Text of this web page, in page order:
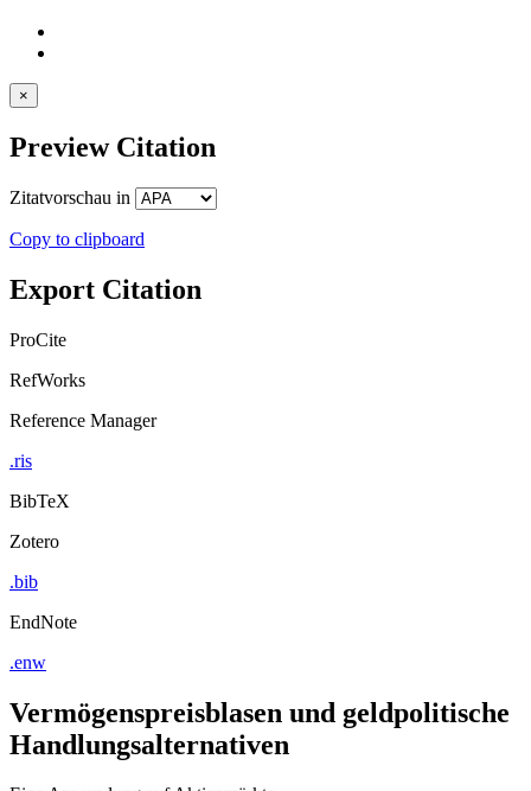
×
Preview Citation
Zitatvorschau in
Copy to clipboard
Export Citation
ProCite
RefWorks
Reference Manager
.ris
BibTeX
Zotero
.bib
EndNote
.enw
Vermögenspreisblasen und geldpolitische
Handlungsalternativen